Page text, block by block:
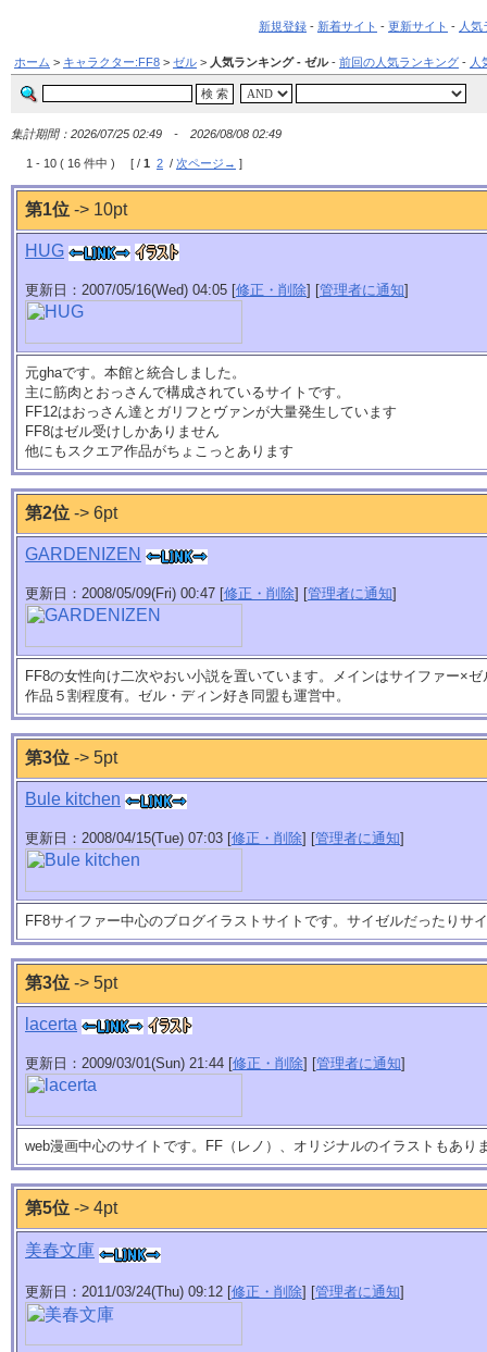
新規登録 - 新着サイト - 更新サイト - 人
ホーム > キャラクター:FF8 > ゼル > 人気ランキング - ゼル- 前回の人気ランキング - 人
集計期間：2026/07/25 02:49 - 2026/08/08 02:49
1 - 10 ( 16 件中 ) [ / 1 2 / 次ページ→ ]
第1位 -> 10pt
HUG
更新日：2007/05/16(Wed) 04:05 [修正・削除] [管理者に通知]
元ghaです。本館と統合しました。
主に筋肉とおっさんで構成されているサイトです。
FF12はおっさん達とガリフとヴァンが大量発生しています
FF8はゼル受けしかありません
他にもスクエア作品がちょこっとあります
第2位 -> 6pt
GARDENIZEN
更新日：2008/05/09(Fri) 00:47 [修正・削除] [管理者に通知]
FF8の女性向け二次やおい小説を置いています。メインはサイファー×
作品５割程度有。ゼル・ディン好き同盟も運営中。
第3位 -> 5pt
Bule kitchen
更新日：2008/04/15(Tue) 07:03 [修正・削除] [管理者に通知]
FF8サイファー中心のブログイラストサイトです。サイゼルだったりサ
第3位 -> 5pt
lacerta
更新日：2009/03/01(Sun) 21:44 [修正・削除] [管理者に通知]
web漫画中心のサイトです。FF（レノ）、オリジナルのイラストもあり
第5位 -> 4pt
美春文庫
更新日：2011/03/24(Thu) 09:12 [修正・削除] [管理者に通知]